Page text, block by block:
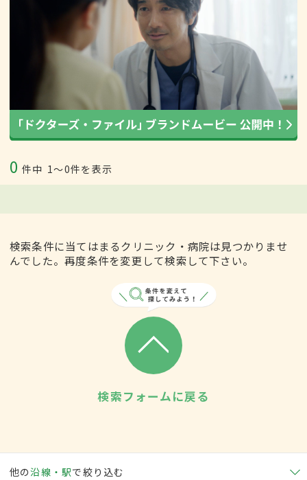
0 件中 1〜0件を表示
検索条件に当てはまるクリニック・病院は見つかりませ
んでした。再度条件を変更して検索して下さい。
検索フォームに戻る
他の沿線・駅で絞り込む